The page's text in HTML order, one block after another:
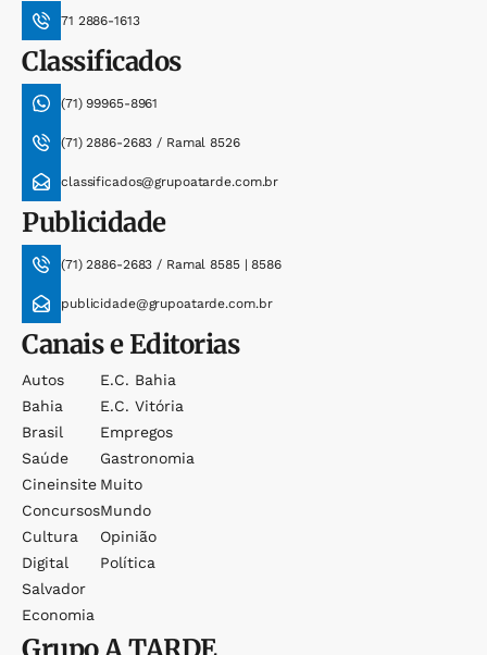
71 2886-1613
Classificados
(71) 99965-8961
(71) 2886-2683 / Ramal 8526
classificados@grupoatarde.com.br
Publicidade
(71) 2886-2683 / Ramal 8585 | 8586
publicidade@grupoatarde.com.br
Canais e Editorias
Autos
Bahia
Brasil
Saúde
Cineinsite
Concursos
Cultura
Digital
Salvador
Economia
E.c. Bahia
E.c. Vitória
Empregos
Gastronomia
Muito
Mundo
Opinião
Política